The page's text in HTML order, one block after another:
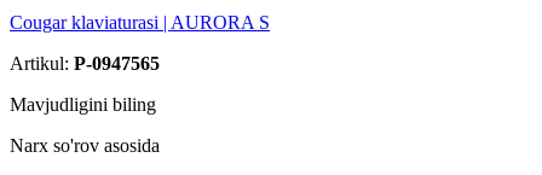
Cougar klaviaturasi | AURORA S
Artikul: P-0947565
Mavjudligini biling
Narx so'rov asosida